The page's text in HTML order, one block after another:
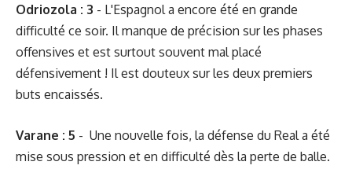
Odriozola : 3 - L'Espagnol a encore été en grande
difficulté ce soir. Il manque de précision sur les phases
offensives et est surtout souvent mal placé
défensivement ! Il est douteux sur les deux premiers
buts encaissés.
Varane : 5 - Une nouvelle fois, la défense du Real a été
mise sous pression et en difficulté dès la perte de balle.